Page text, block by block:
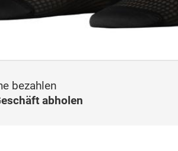
bezahlen
abholen